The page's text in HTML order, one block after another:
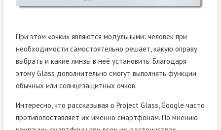
При этом «очки» являются модульными: человек при
необходимости самостоятельно решает, какую оправу
выбрать и какие линзы в неё установить. Благодаря
этому Glass дополнительно смогут выполнять функции
обычных или солнцезащитных очков.
Интересно, что рассказывая о Project Glass, Google часто
противопоставляет их именно смартфонам. По мнению